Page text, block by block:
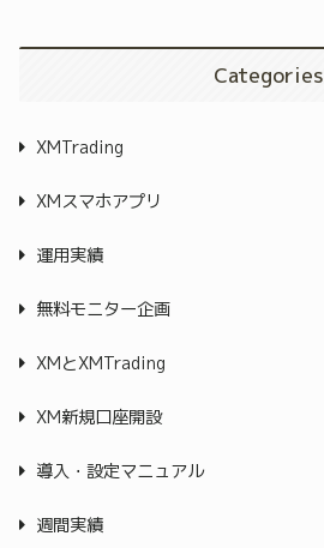
Categories
XMTrading
XMスマホアプリ
運用実績
無料モニター企画
XMとXMTrading
XM新規口座開設
導入・設定マニュアル
週間実績